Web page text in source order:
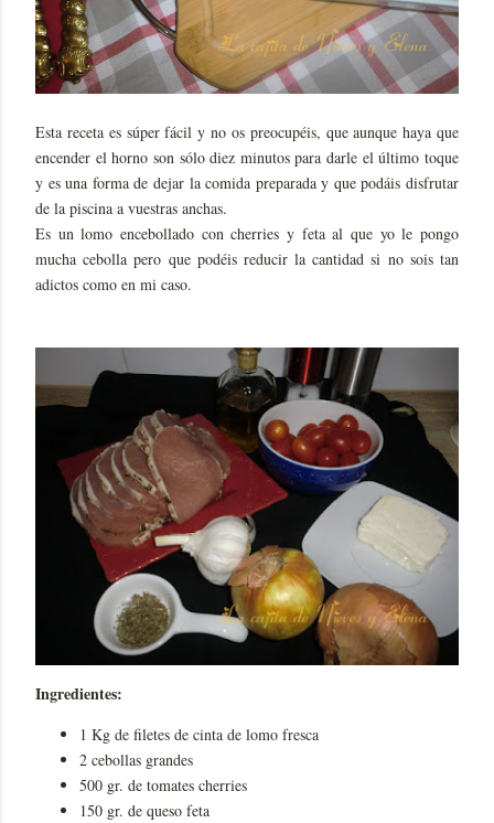
Esta receta es súper fácil y no os preocupéis, que aunque haya que
encender el horno son sólo diez minutos para darle el último toque
y es una forma de dejar la comida preparada y que podáis disfrutar
de la piscina a vuestras anchas.
Es un lomo encebollado con cherries y feta al que yo le pongo
mucha cebolla pero que podéis reducir la cantidad si no sois tan
adictos como en mi caso.
Ingredientes:
1 Kg de filetes de cinta de lomo fresca
2 cebollas grandes
500 gr. de tomates cherries
150 gr. de queso feta